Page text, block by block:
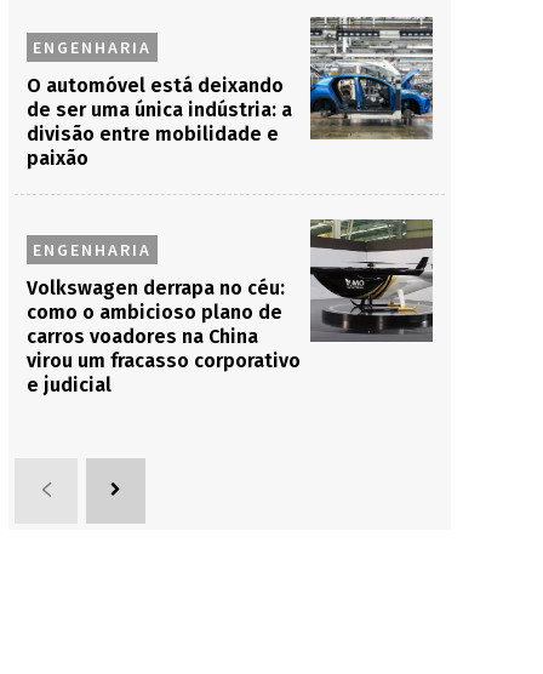
ENGENHARIA
O automóvel está deixando
de ser uma única indústria: a
divisão entre mobilidade e
paixão
ENGENHARIA
Volkswagen derrapa no céu:
como o ambicioso plano de
carros voadores na China
virou um fracasso corporativo
e judicial